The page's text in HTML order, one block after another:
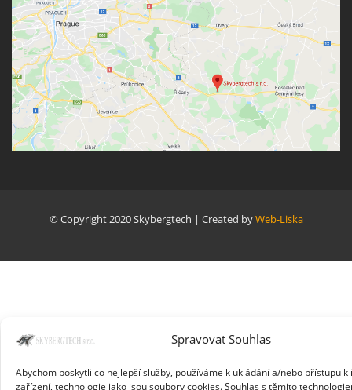
Spravovat Souhlas
Abychom poskytli co nejlepší služby, používáme k ukládání a/nebo přístupu
zařízení, technologie jako jsou soubory cookies. Souhlas s těmito
© Copyright 2020 Skybergtech | Created byWeb-Liska